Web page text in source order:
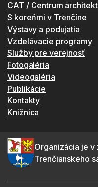
CAT / Centrum
S koreňmi v Trenčíne
Výstavy a podujatia
Vzdelávacie programy
Služby pre verejnosť
Fotogaléria
Videogaléria
Publikácie
Kontakty
Knižnica
Organizácia je
Trenčianskeho